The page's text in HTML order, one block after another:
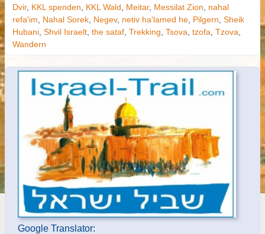
Dvir, KKL spenden KKL Wald Meitar, Messilat Zion
nahal
refa'im
Nahal Sorek, Negev, netiv ha'lamed he, Pilgern Sheik
Hubani, Shvil Israelt, the sataf, Trekking Tsova tzofa Tzova
Wandern
Google Translator: